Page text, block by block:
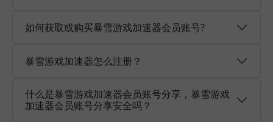
如何获取或购买暴雪游戏加速器会员账号?
暴雪游戏加速器怎么注册？
什么是暴雪游戏加速器会员账号分享，暴雪游戏
加速器会员账号分享安全吗？